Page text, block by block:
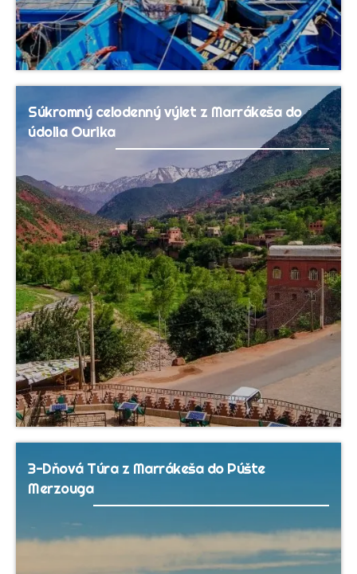
Súkromný celodenný výlet z Marrákeša do
údolia Ourika
3-Dňová Túra z Marrákeša do Púšte
Merzouga